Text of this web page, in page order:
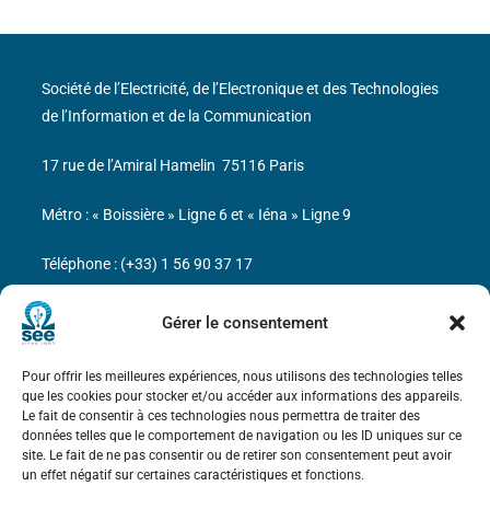
Gérer le consentement
Pour offrir les meilleures expériences, nous utilisons des technologies telles
que les cookies pour stocker et/ou accéder aux informations des appareils.
Le fait de consentir à ces technologies nous permettra de traiter des
données telles que le comportement de navigation ou les ID uniques sur ce
site. Le fait de ne pas consentir ou de retirer son consentement peut avoir
un effet négatif sur certaines caractéristiques et fonctions.
Bicentenaire des découvertes d’André-
Marie Ampère
Mentions légales
Société de l’Electricité, de l’Electronique et des Technologies
de l’Information et de la Communication
17 rue de l’Amiral Hamelin 75116 Paris
Métro : « Boissière » Ligne 6 et « Iéna » Ligne 9
Téléphone : (+33) 1 56 90 37 17
N° de SIREN : 785 393 232, Code APE : 9412Z TVA intra-
communautaire : FR44 785 393 232